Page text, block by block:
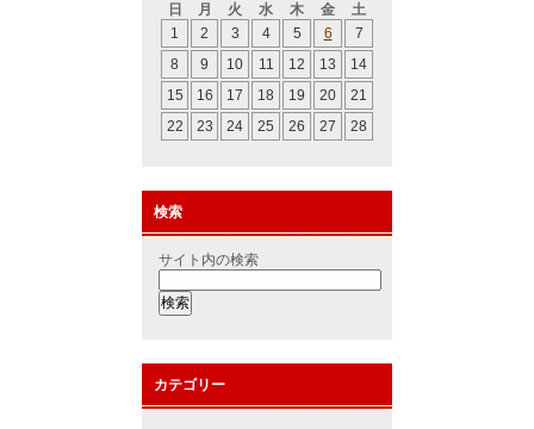
日
月 火 水 木 金
土
1
2 3 4 5 6
7
8
9 10 11 12 13
14
15
16 17 18 19 20
21
22
23 24 25 26 27 28
検索
サイト内の検索
カテゴリー